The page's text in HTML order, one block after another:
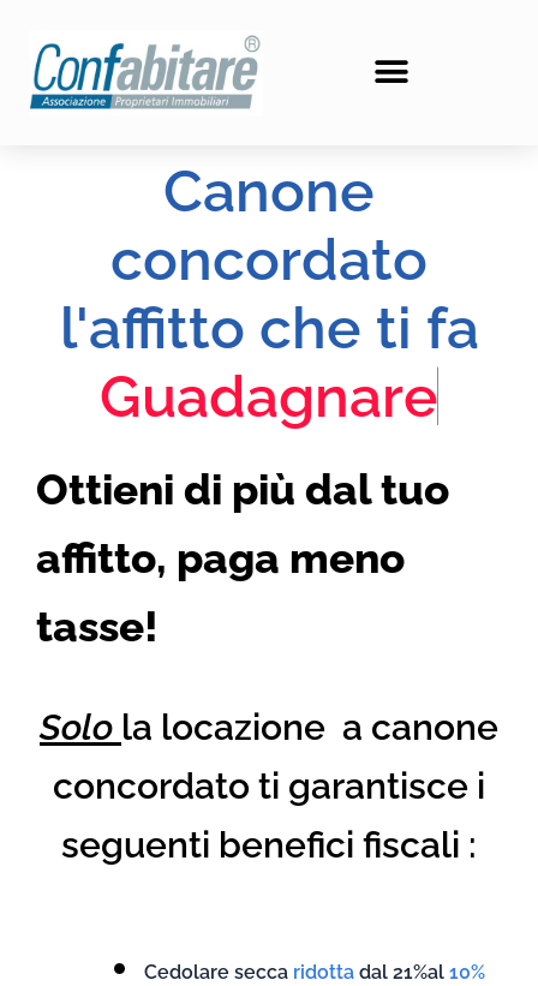
contenuto
Canone
concordato
l'affitto che ti fa
Guadagnare
Ottieni di più dal tuo
affitto, paga meno
tasse!
Solo la locazione a canone
concordato ti garantisce i
seguenti benefici fiscali :
Cedolare secca ridotta dal 21%al 10%